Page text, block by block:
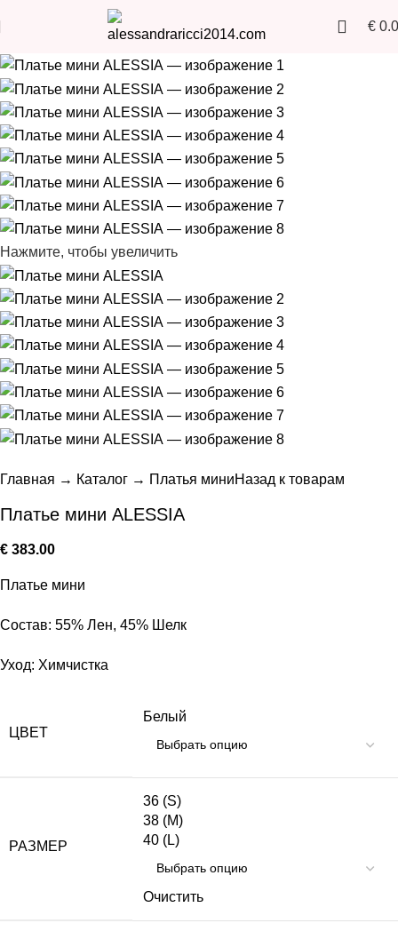
€
Нажмите, чтобы увеличить
Главная → Каталог → Платья миниНазад к товарам
Платье мини ALESSIA
€ 383.00
Платье мини
Состав: 55% Лен, 45% Шелк
Уход: Химчистка
ЦВЕТ
Белый
РАЗМЕР
36 (S)
38 (M)
40 (L)
Очистить